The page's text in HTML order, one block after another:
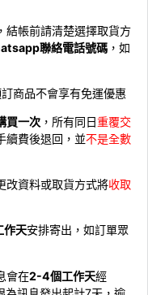
結帳前請清楚選擇取貨方
聯絡電話號碼 ，如
商品不會享有免運優惠
買一次 ，所有同日重覆交
續費後退回，並不是全數
改資料或取貨方式將收取
作天安排寄出，如訂單眾
會在2-4個工作天經